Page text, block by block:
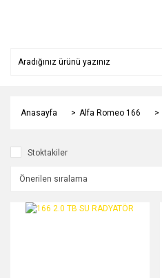
Anasayfa Alfa Romeo 166
Stoktakiler